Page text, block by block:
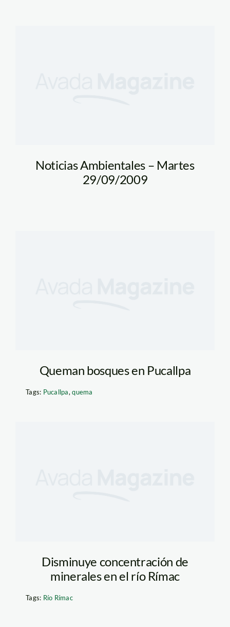
Noticias Ambientales – Martes
29/09/2009
Queman bosques en Pucallpa
Tags: Pucallpa,quema
Disminuye concentración de
minerales en el río Rímac
Tags: Río Rímac